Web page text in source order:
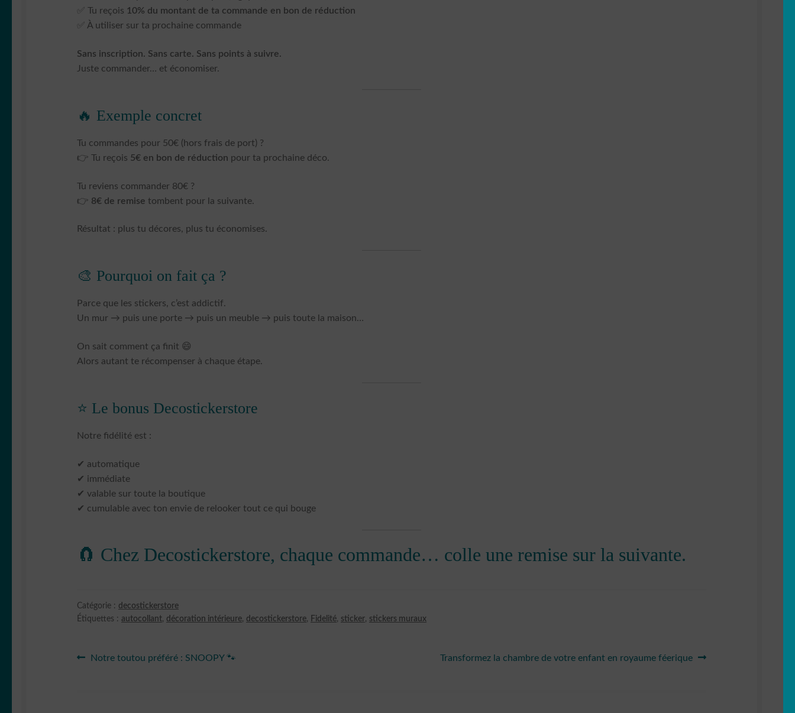
✅ Tu reçois 10% du montant de ta commande en bon de réduction
✅ À utiliser sur ta prochaine commande
Sans inscription. Sans carte. Sans points à suivre.
Juste commander… et économiser.
🔥 Exemple concret
Tu commandes pour 50€ (hors frais de port) ?
👉 Tu reçois 5€ en bon de réduction pour ta prochaine déco.
Tu reviens commander 80€ ?
👉 8€ de remise tombent pour la suivante.
Résultat : plus tu décores, plus tu économises.
🎨 Pourquoi on fait ça ?
Parce que les stickers, c’est addictif.
Un mur → puis une porte → puis un meuble → puis toute la maison…
On sait comment ça finit 😄
Alors autant te récompenser à chaque étape.
⭐ Le bonus Decostickerstore
Notre fidélité est :
✔ automatique
✔ immédiate
✔ valable sur toute la boutique
✔ cumulable avec ton envie de relooker tout ce qui bouge
🧲 Chez Decostickerstore, chaque commande… colle une remise sur la suivante.
Catégorie : decostickerstore
Étiquettes : autocollant, décoration intérieure, decostickerstore, Fidelité, sticker, stickers muraux
Navigation
Article
Notre toutou préféré : SNOOPY 🐾
Article
Transformez la chambre de votre enfant en royaume féerique